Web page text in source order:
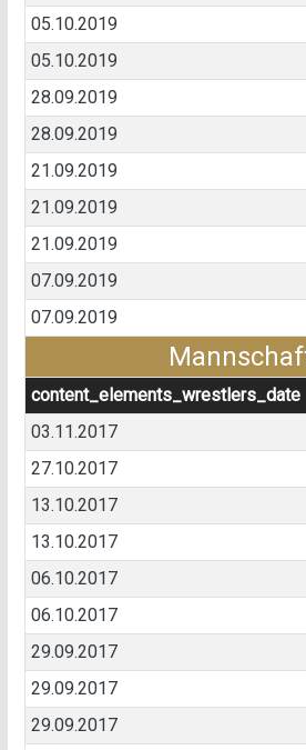
05.10.2019
05.10.2019
28.09.2019
28.09.2019
21.09.2019
21.09.2019
21.09.2019
07.09.2019
07.09.2019
content_elements_wrestlers_date
03.11.2017
27.10.2017
13.10.2017
13.10.2017
06.10.2017
06.10.2017
29.09.2017
29.09.2017
29.09.2017